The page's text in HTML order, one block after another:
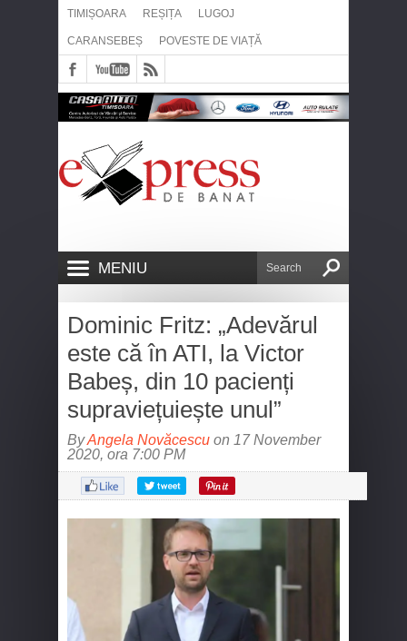
TIMIȘOARA REȘIȚA LUGOJ
CARANSEBEȘ POVESTE DE VIAȚĂ
MENIU
Dominic Fritz: „Adevărul
este că în ATI, la Victor
Babeș, din 10 pacienți
supraviețuiește unul”
ByAngela Novăcescu on 17 November
2020, ora 7:00 PM